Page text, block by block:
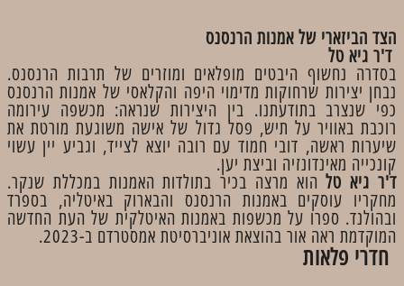
הצד הביזארי של אמנות הרנסנס
ד'ר גיא טל
בסדרה נחשוף היבטים מופלאים ומוזרים של תרבות הרנסנס.
נבחן יצירות שרחוקות מדימוי היפה והקלאסי של אמנות הרנסנס
כפי שנצרב בתודעתנו. בין היצירות שנראה: מכשפה עירומה
רוכבת באוויר על תיש, פסל גדול של אישה משוגעת מורטת את
שיערות ראשה, דובי חמוד עם רובה יוצא לצייד, וגביע יין עשוי
קונכייה מאינדונזיה וביצת יען.
ד'ר גיא טלהוא מרצה בכיר בתולדות האמנות במכללת שנקר.
מחקריו עוסקים באמנות הרנסנס והבארוק באיטליה, בספרד
ובהולנד. ספרו על מכשפות באמנות האיטלקית של העת החדשה
המוקדמת ראה אור בהוצאת אוניברסיטת אמסטרדם ב-2023.
חדרי פלאות